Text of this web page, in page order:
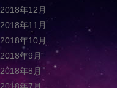
2018年12月
2018年11月
2018年10月
2018年9月
2018年8月